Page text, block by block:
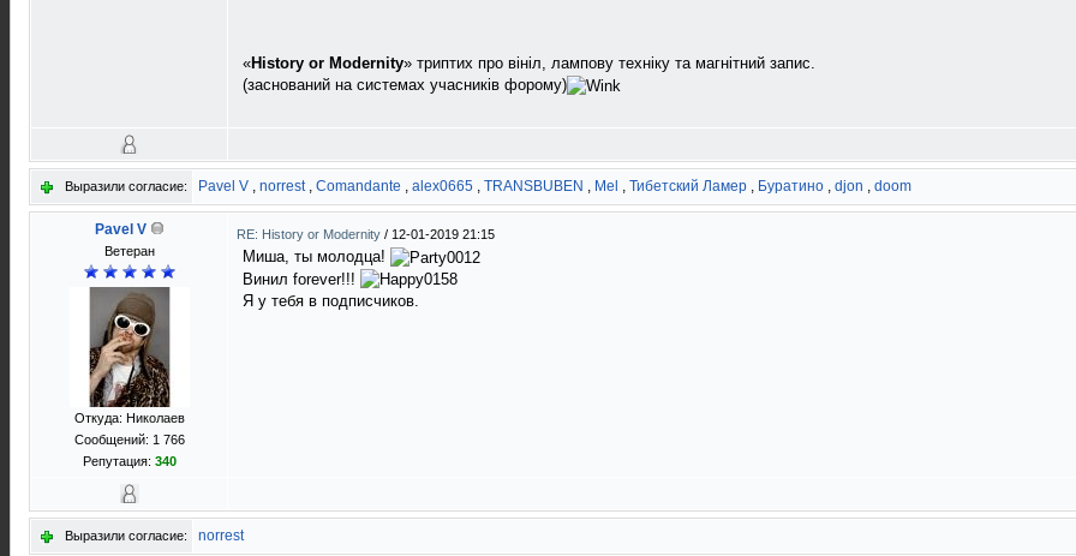
«History or Modernity» триптих про вініл, лампову техніку та магнітний запис.
(заснований на системах учасників форому)
Выразили согласие: Pavel V , norrest, Comandante , alex0665 , TRANSBUBEN , Mel , Тибетский Ламер , Буратино , djon , doom
Pavel V
Ветеран
Откуда: Николаев
Сообщений: 1 766
Репутация: 340
RE: History or Modernity / 12-01-2019 21:15
Миша, ты молодца!
Винил forever!!!
Я у тебя в подписчиков.
Выразили согласие: norrest